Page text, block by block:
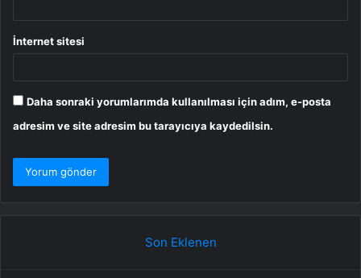
İnternet sitesi
Daha sonraki yorumlarımda kullanılması için adım, e-posta
adresim ve site adresim bu tarayıcıya kaydedilsin.
Son Eklenen